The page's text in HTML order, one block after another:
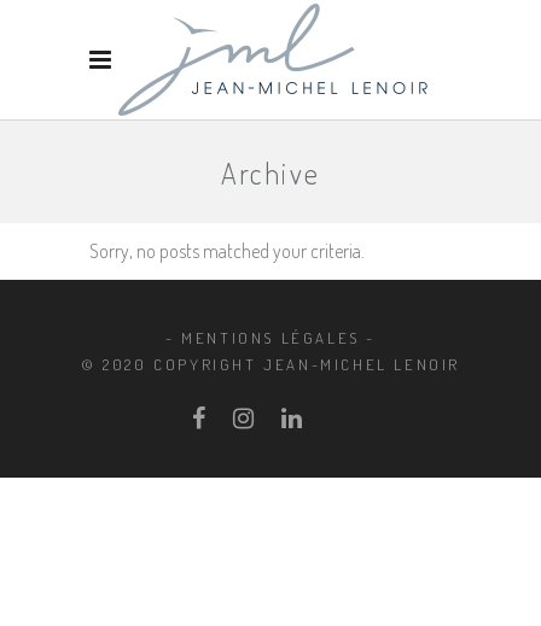
Archive
Sorry, no posts matched your criteria.
- MENTIONS LÉGALES -
© 2020 COPYRIGHT JEAN-MICHEL LENOIR